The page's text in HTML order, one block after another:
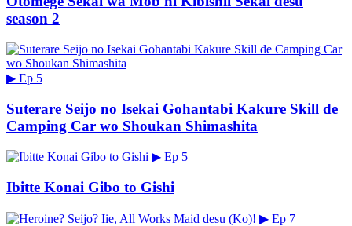
season 2
▶ Ep 5
Suterare Seijo no Isekai Gohantabi Kakure Skill de
Camping Car wo Shoukan Shimashita
▶ Ep 5
Ibitte Konai Gibo to Gishi
▶ Ep 7